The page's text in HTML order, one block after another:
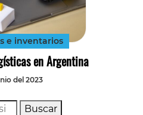
e inventarios
en Argentina
del 2023
Buscar